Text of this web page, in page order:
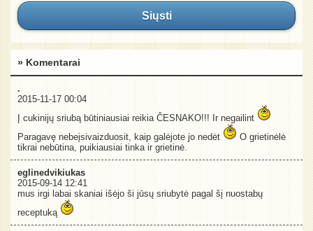
Siųsti
» Komentarai
.
2015-11-17 00:04
Į cukinijų sriubą būtiniausiai reikia ČESNAKO!!! Ir negailint
Paragavę nebeįsivaizduosit, kaip galėjote jo nedėt
O grietinėlė
tikrai nebūtina, puikiausiai tinka ir grietinė.
eglinedvikiukas
2015-09-14 12:41
mus irgi labai skaniai išėjo ši jūsų sriubytė pagal šį nuostabų
receptuką